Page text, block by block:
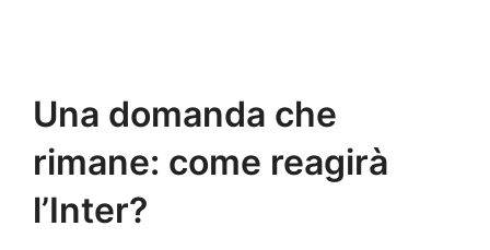
Una domanda che
rimane: come reagirà
l’Inter?